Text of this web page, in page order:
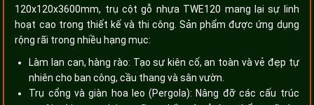
120x120x3600mm, trụ cột gỗ nhựa TWE120 mang lại sự linh
hoạt cao trong thiết kế và thi công. Sản phẩm được ứng dụng
rộng rãi trong nhiều hạng mục:
Làm lan can, hàng rào: Tạo sự kiên cố, an toàn và vẻ đẹp tự
nhiên cho ban công, cầu thang và sân vườn.
Trụ cổng và giàn hoa leo (Pergola): Nâng đỡ các cấu trúc